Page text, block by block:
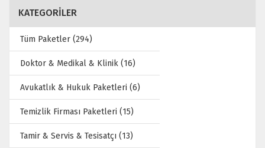
KATEGORİLER
Tüm Paketler (294)
Doktor & Medikal & Klinik (16)
Avukatlık & Hukuk Paketleri (6)
Temizlik Firması Paketleri (15)
Tamir & Servis & Tesisatçı (13)